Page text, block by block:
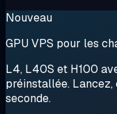
Nouveau
GPU VPS pour les
L4, L40S et H100
préinstallée.
seconde.